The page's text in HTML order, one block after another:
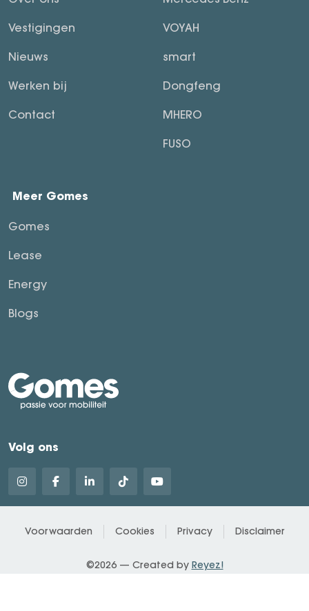
Vestigingen
Nieuws
Werken bij
Contact
VOYAH
smart
Dongfeng
MHERO
FUSO
Meer Gomes
Gomes
Lease
Energy
Blogs
Volg ons
Voorwaarden Cookies Privacy Disclaimer
©2026 — Created by Reyez!